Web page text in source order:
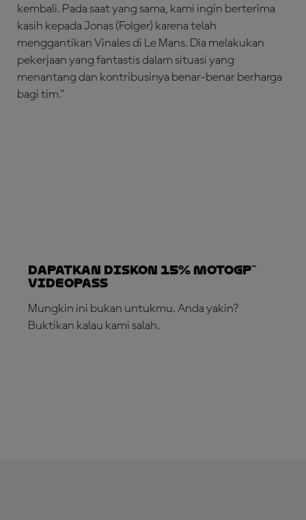
kembali. Pada saat yang sama, kami ingin berterima
kasih kepada Jonas (Folger) karena telah
menggantikan Vinales di Le Mans. Dia melakukan
pekerjaan yang fantastis dalam situasi yang
menantang dan kontribusinya benar-benar berharga
bagi tim."
Dapatkan Diskon 15% MotoGP™
VideoPass
Mungkin ini bukan untukmu. Anda yakin?
Buktikan kalau kami salah.